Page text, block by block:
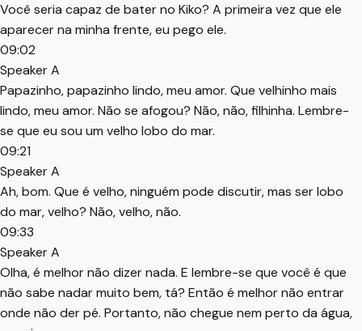
Você seria capaz de bater no Kiko? A primeira vez que ele
aparecer na minha frente, eu pego ele.
09:02
Speaker A
Papazinho, papazinho lindo, meu amor. Que velhinho mais
lindo, meu amor. Não se afogou? Não, não, filhinha. Lembre-
se que eu sou um velho lobo do mar.
09:21
Speaker A
Ah, bom. Que é velho, ninguém pode discutir, mas ser lobo
do mar, velho? Não, velho, não.
09:33
Speaker A
Olha, é melhor não dizer nada. E lembre-se que você é que
não sabe nadar muito bem, tá? Então é melhor não entrar
onde não der pé. Portanto, não chegue nem perto da água,